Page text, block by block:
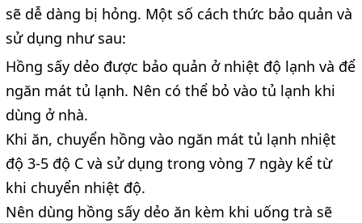
sẽ dễ dàng bị hỏng. Một số cách thức bảo quản và
sử dụng như sau:
Hồng sấy dẻo được bảo quản ở nhiệt độ lạnh và để
ngăn mát tủ lạnh. Nên có thể bỏ vào tủ lạnh khi
dùng ở nhà.
Khi ăn, chuyển hồng vào ngăn mát tủ lạnh nhiệt
độ 3-5 độ C và sử dụng trong vòng 7 ngày kể từ
khi chuyển nhiệt độ.
Nên dùng hồng sấy dẻo ăn kèm khi uống trà sẽ